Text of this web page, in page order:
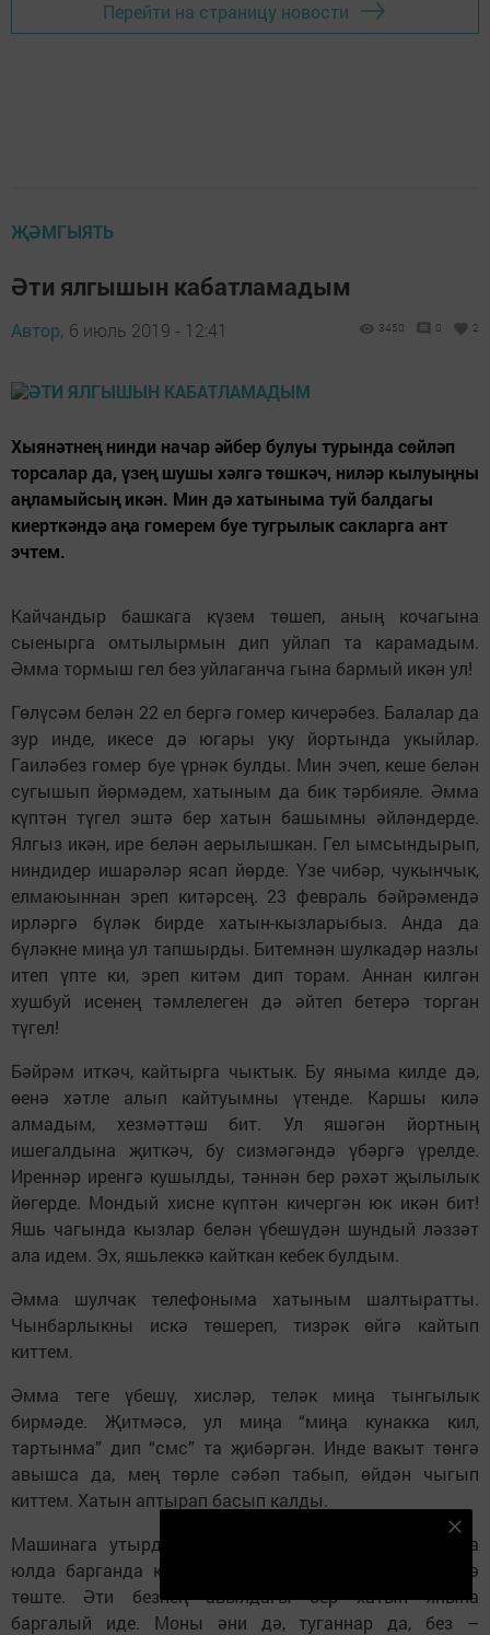
Перейти на страницу новости
ҖӘМГЫЯТЬ
Әти ялгышын кабатламадым
Автор, 6 июль 2019 - 12:41 3450 0 2
Хыянәтнең нинди начар әйбер булуы турында сөйләп
торсалар да, үзең шушы хәлгә төшкәч, ниләр кылуыңны
аңламыйсың икән. Мин дә хатыныма туй балдагы
киерткәндә аңа гомерем буе тугрылык сакларга ант
эчтем.
Кайчандыр башкага күзем төшеп, аның кочагына
сыенырга омтылырмын дип уйлап та карамадым.
Әмма тормыш гел без уйлаганча гына бармый икән ул!
Гөлүсәм белән 22 ел бергә гомер кичерәбез. Балалар да
зур инде, икесе дә югары уку йортында укыйлар.
Гаиләбез гомер буе үрнәк булды. Мин эчеп, кеше белән
сугышып йөрмәдем, хатыным да бик тәрбияле. Әмма
күптән түгел эштә бер хатын башымны әйләндерде.
Ялгыз икән, ире белән аерылышкан. Гел ымсындырып,
ниндидер ишарәләр ясап йөрде. Үзе чибәр, чукынчык,
елмаюыннан эреп китәрсең. 23 февраль бәйрәмендә
ирләргә бүләк бирде хатын-кызларыбыз. Анда да
бүләкне миңа ул тапшырды. Битемнән шулкадәр назлы
итеп үпте ки, эреп китәм дип торам. Аннан килгән
хушбуй исенең тәмлелеген дә әйтеп бетерә торган
түгел!
Бәйрәм иткәч, кайтырга чыктык. Бу яныма килде дә,
өенә хәтле алып кайтуымны үтенде. Каршы килә
алмадым, хезмәттәш бит. Ул яшәгән йортның
ишегалдына җиткәч, бу сизмәгәндә үбәргә үрелде.
Иреннәр иренгә кушылды, тәннән бер рәхәт җылылык
йөгерде. Мондый хисне күптән кичергән юк икән бит!
Яшь чагында кызлар белән үбешүдән шундый ләззәт
ала идем. Эх, яшьлеккә кайткан кебек булдым.
Әмма шулчак телефоныма хатыным шалтыратты.
Чынбарлыкны искә төшереп, тизрәк өйгә кайтып
киттем.
Әмма теге үбешү, хисләр, теләк миңа тынгылык
бирмәде. Җитмәсә, ул миңа “миңа кунакка кил,
тартынма” дип “смс” та җибәргән. Инде вакыт төнгә
авышса да, мең төрле сәбәп табып, өйдән чыгып
киттем. Хатын аптырап басып калды.
Машинага утырдым да, аның янына очтым. Әмма
юлда барганда кечкенә чагымдагы бер хатирә искә
төште. Әти безнең авылдагы бер хатын янына
баргалый иде. Моны әни дә, туганнар да, без –